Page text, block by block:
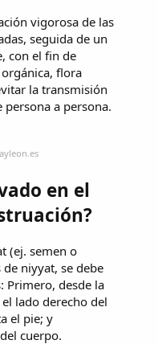
vigorosa de las
seguida de un
con el fin de
flora
la transmisión
a persona.
en el
(ej. semen o
niyyat, se debe
Primero, desde la
lado derecho del
el pie; y
cuerpo.